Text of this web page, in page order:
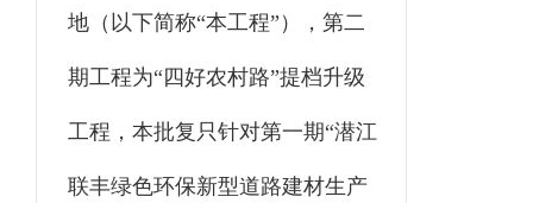
地（以下简称“本工程”），第二
期工程为“四好农村路”提档升级
工程，本批复只针对第一期“潜江
联丰绿色环保新型道路建材生产